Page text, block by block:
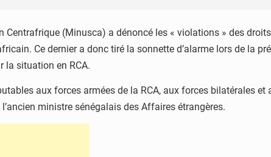
(Minusca) a dénoncé les « violations » des
Ce dernier a donc tiré la sonnette d’alarme lors de la
la situation en RCA.
aux forces armées de la RCA, aux forces bilatérales et
ministre sénégalais des Affaires étrangères.